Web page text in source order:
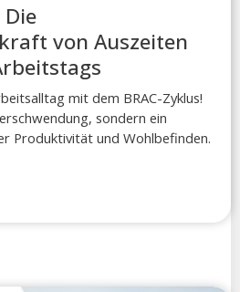
von Auszeiten
mit dem BRAC-Zyklus!
sondern ein
Produktivität und Wohlbefinden.